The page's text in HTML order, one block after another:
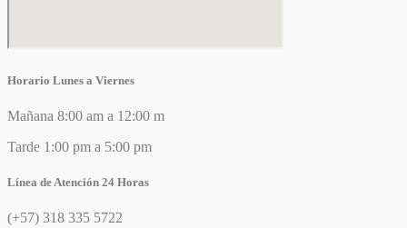
Horario Lunes a Viernes
Mañana 8:00 am a 12:00 m
Tarde 1:00 pm a 5:00 pm
Línea de Atención 24 Horas
(+57) 318 335 5722